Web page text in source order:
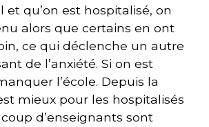
et qu’on est hospitalisé, on
alors que certains en ont
ce qui déclenche un autre
de l’anxiété. Si on est
l’école. Depuis la
mieux pour les hospitalisés
d’enseignants sont